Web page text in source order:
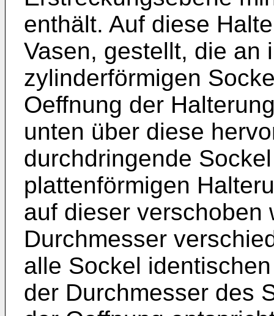
enthält. Auf diese
Vasen, gestellt, die an
zylinderförmigen
Oeffnung der
unten über diese
durchdringende
plattenförmigen
auf dieser verschoben
Durchmesser
alle Sockel
der Durchmesser des